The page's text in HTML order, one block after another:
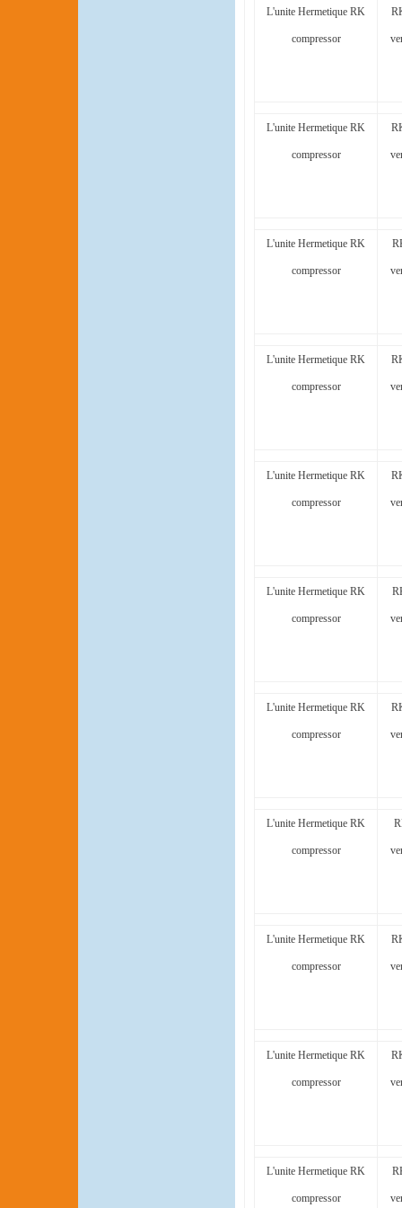
L'unite Hermetique RK
compressor
L'unite Hermetique RK
compressor
L'unite Hermetique RK
compressor
L'unite Hermetique RK
compressor
L'unite Hermetique RK
compressor
L'unite Hermetique RK
compressor
L'unite Hermetique RK
compressor
L'unite Hermetique RK
compressor
L'unite Hermetique RK
compressor
L'unite Hermetique RK
compressor
L'unite Hermetique RK
compressor